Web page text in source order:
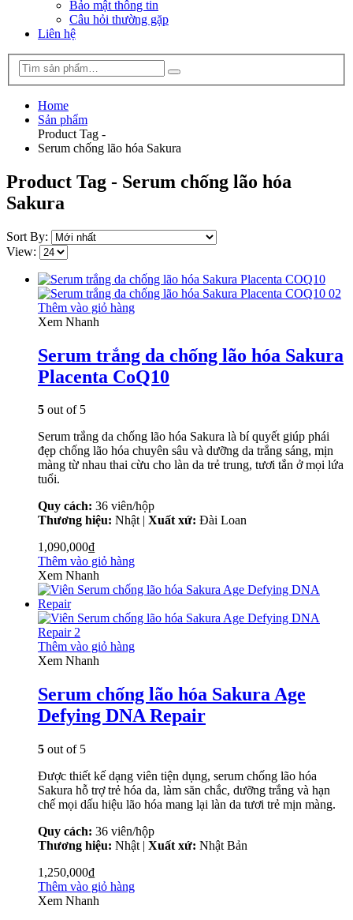
Bảo mật thông tin
Câu hỏi thường gặp
Liên hệ
Home
Sản phẩm
Product Tag -
Serum chống lão hóa Sakura
Product Tag - Serum chống lão hóa
Sakura
Sort By:
View:
Thêm vào giỏ hàng
Xem Nhanh
Serum trắng da chống lão hóa Sakura
Placenta CoQ10
5 out of 5
Serum trắng da chống lão hóa Sakura là bí quyết giúp phái
đẹp chống lão hóa chuyên sâu và dưỡng da trắng sáng, mịn
màng từ nhau thai cừu cho làn da trẻ trung, tươi tắn ở mọi lứa
tuổi.
Quy cách: 36 viên/hộp
Thương hiệu: Nhật | Xuất xứ: Đài Loan
1,090,000₫
Thêm vào giỏ hàng
Xem Nhanh
Thêm vào giỏ hàng
Xem Nhanh
Serum chống lão hóa Sakura Age
Defying DNA Repair
5 out of 5
Được thiết kế dạng viên tiện dụng, serum chống lão hóa
Sakura hỗ trợ trẻ hóa da, làm săn chắc, dưỡng trắng và hạn
chế mọi dấu hiệu lão hóa mang lại làn da tươi trẻ mịn màng.
Quy cách: 36 viên/hộp
Thương hiệu: Nhật | Xuất xứ: Nhật Bản
1,250,000₫
Thêm vào giỏ hàng
Xem Nhanh